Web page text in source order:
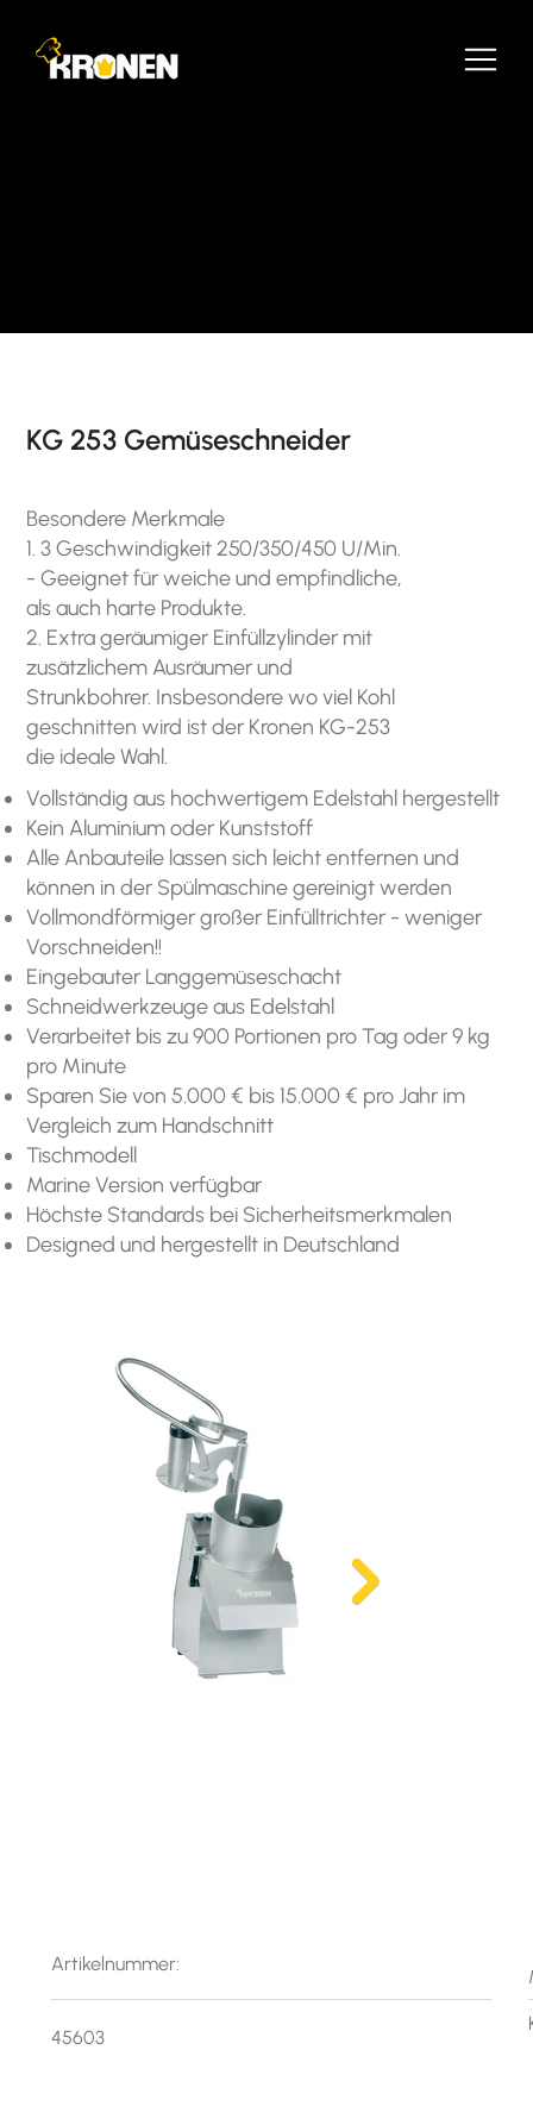
KG 253 Gemüseschneider
Besondere Merkmale
1. 3 Geschwindigkeit 250/350/450 U/Min.
- Geeignet für weiche und empfindliche,
als auch harte Produkte.
2. Extra geräumiger Einfüllzylinder mit
zusätzlichem Ausräumer und
Strunkbohrer. Insbesondere wo viel Kohl
geschnitten wird ist der Kronen KG-253
die ideale Wahl.
Vollständig aus hochwertigem Edelstahl hergestellt
Kein Aluminium oder Kunststoff
Alle Anbauteile lassen sich leicht entfernen und
können in der Spülmaschine gereinigt werden
Vollmondförmiger großer Einfülltrichter - weniger
Vorschneiden!!
Eingebauter Langgemüseschacht
Schneidwerkzeuge aus Edelstahl
Verarbeitet bis zu 900 Portionen pro Tag oder 9 kg
pro Minute
Sparen Sie von 5.000 € bis 15.000 € pro Jahr im
Vergleich zum Handschnitt
Tischmodell
Marine Version verfügbar
Höchste Standards bei Sicherheitsmerkmalen
Designed und hergestellt in Deutschland
Artikelnummer:
45603